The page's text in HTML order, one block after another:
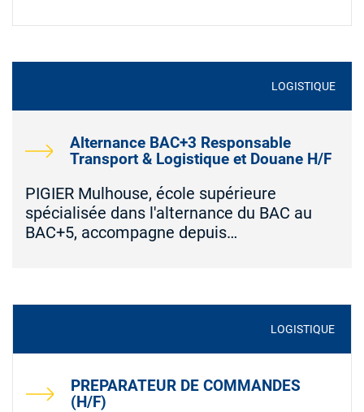
Alternance BAC+3 Responsable
Transport & Logistique et Douane H/F
LOGISTIQUE
PIGIER Mulhouse, école supérieure
spécialisée dans l'alternance du BAC au
BAC+5, accompagne depuis…
PREPARATEUR DE COMMANDES
(H/F)
LOGISTIQUE